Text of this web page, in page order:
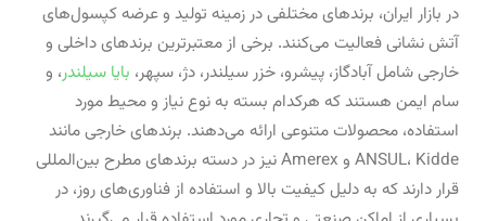
در بازار ایران، برندهای مختلفی در زمینه تولید و عرضه کپسول‌های
آتش نشانی فعالیت می‌کنند. برخی از معتبرترین برندهای داخلی و
خارجی شامل آبادگاز، پیشرو، خزر سیلندر، دژ، سپهر، بایا سیلندر، و
سام ایمن هستند که هرکدام بسته به نوع نیاز و محیط مورد
استفاده، محصولات متنوعی ارائه می‌دهند. برندهای خارجی مانند
ANSUL، Kidde و Amerex نیز در دسته برندهای مطرح بین‌المللی
قرار دارند که به دلیل کیفیت بالا و استفاده از فناوری‌های روز، در